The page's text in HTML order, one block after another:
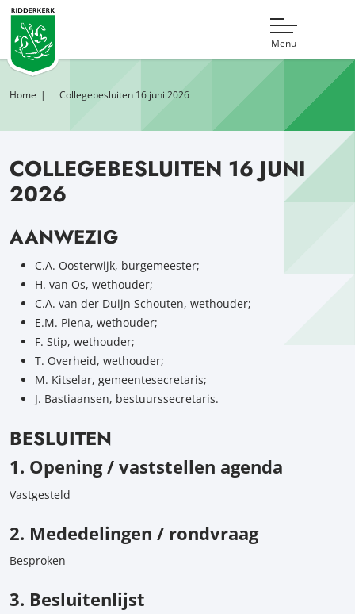
Menu
Home Collegebesluiten 16 juni 2026
COLLEGEBESLUITEN 16 JUNI
2026
AANWEZIG
C.A. Oosterwijk, burgemeester;
H. van Os, wethouder;
C.A. van der Duijn Schouten, wethouder;
E.M. Piena, wethouder;
F. Stip, wethouder;
T. Overheid, wethouder;
M. Kitselar, gemeentesecretaris;
J. Bastiaansen, bestuurssecretaris.
BESLUITEN
1. Opening / vaststellen agenda
Vastgesteld
2. Mededelingen / rondvraag
Besproken
3. Besluitenlijst